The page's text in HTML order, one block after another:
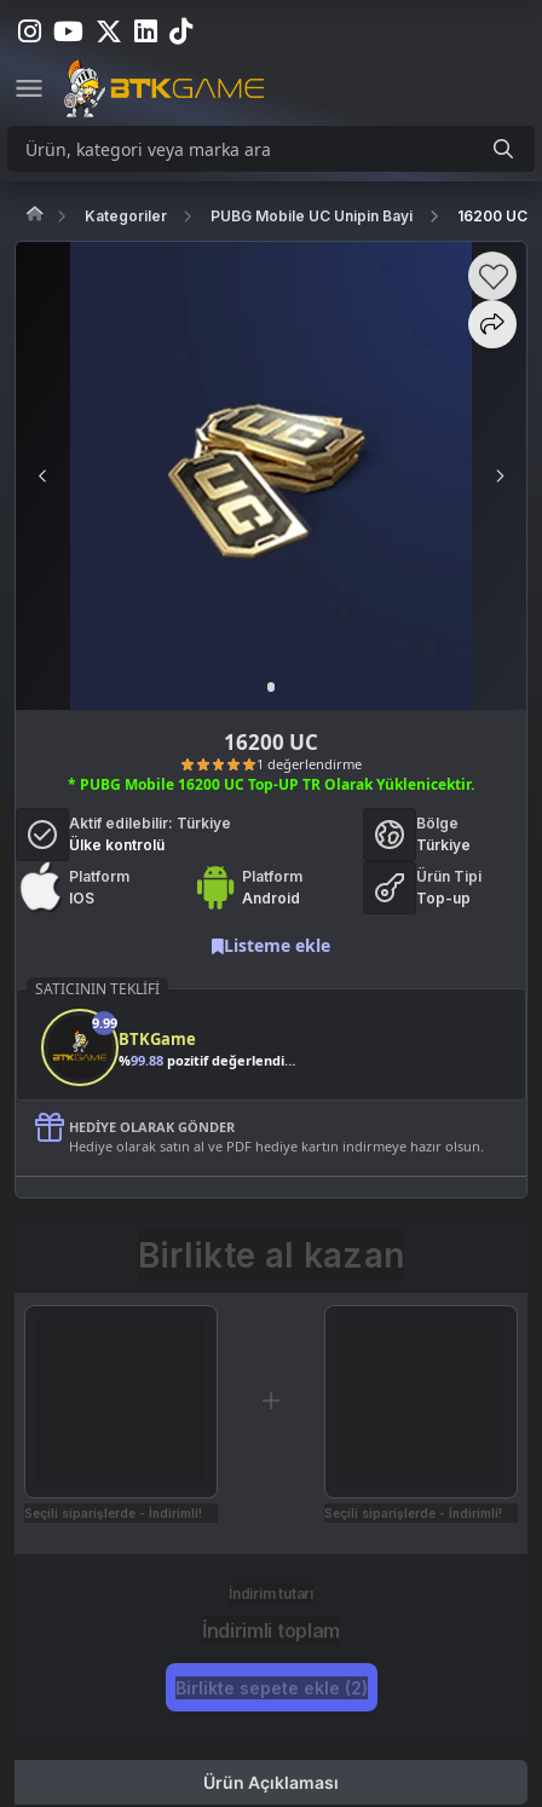
Kategoriler PUBG Mobile UC Unipin Bayi 16200 UC
16200 UC
1 değerlendirme
* PUBG Mobile 16200 UC Top-UP TR Olarak Yüklenicektir.
Aktif edilebilir: Türkiye
Ülke kontrolü
Bölge
Türkiye
Platform
IOS
Platform
Android
Ürün Tipi
Top-up
Listeme ekle
SATICININ TEKLIFI
9.99
BTKGame
%99.88 pozitif değerlendirme
HEDIYE OLARAK GÖNDER
Hediye olarak satın al ve PDF hediye kartın indirmeye hazır olsun.
Birlikte al kazan
Seçili siparişlerde - İndirimli! Seçili siparişlerde - İndirimli!
İndirim tutarı
İndirimli toplam
Birlikte sepete ekle (2)
Ürün Açıklaması